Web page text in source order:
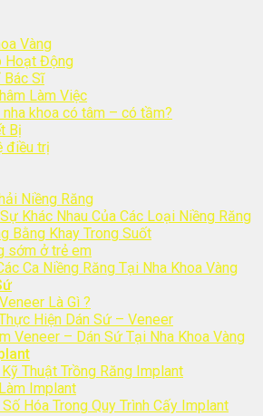
Vàng
Hoạt Động
Bác Sĩ
Làm Việc
nha khoa có tâm – có tầm?
Bị
điều trị
Niềng Răng
Khác Nhau Của Các Loại Niềng Răng
Bằng Khay Trong Suốt
sớm ở trẻ em
Ca Niềng Răng Tại Nha Khoa Vàng
Là Gì ?
Hiện Dán Sứ – Veneer
Veneer – Dán Sứ Tại Nha Khoa Vàng
Thuật Trồng Răng Implant
Implant
Hóa Trong Quy Trình Cấy Implant